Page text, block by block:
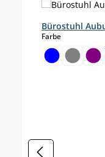
Bürostuhl
Farbeauswählen